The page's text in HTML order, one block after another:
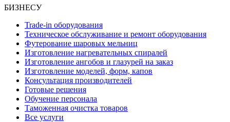
БИЗНЕСУ
Trade-in оборудования
Техническое обслуживание и ремонт оборудования
Футерование шаровых мельниц
Изготовление нагревательных спиралей
Изготовление ангобов и глазурей на заказ
Изготовление моделей, форм, капов
Консультация производителей
Готовые решения
Обучение персонала
Таможенная очистка товаров
Все услуги